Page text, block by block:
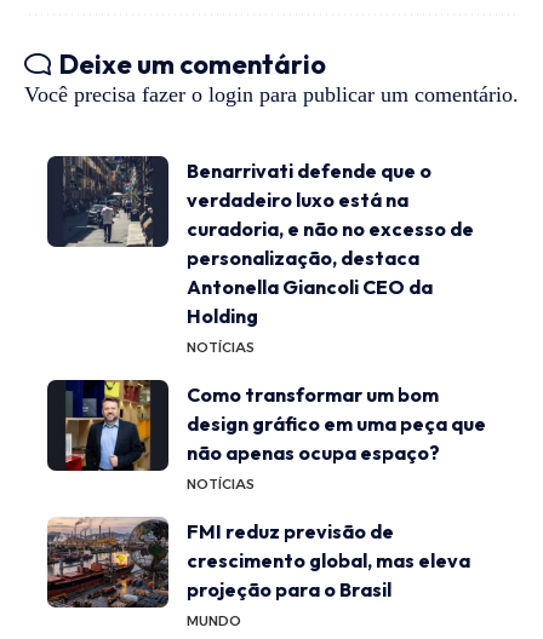
Deixe um comentário
Você precisa fazer o login para publicar um comentário.
Benarrivati defende que o
verdadeiro luxo está na
curadoria, e não no excesso de
personalização, destaca
Antonella Giancoli CEO da
Holding
NOTÍCIAS
Como transformar um bom
design gráfico em uma peça que
não apenas ocupa espaço?
NOTÍCIAS
FMI reduz previsão de
crescimento global, mas eleva
projeção para o Brasil
MUNDO